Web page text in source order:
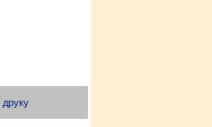
друку